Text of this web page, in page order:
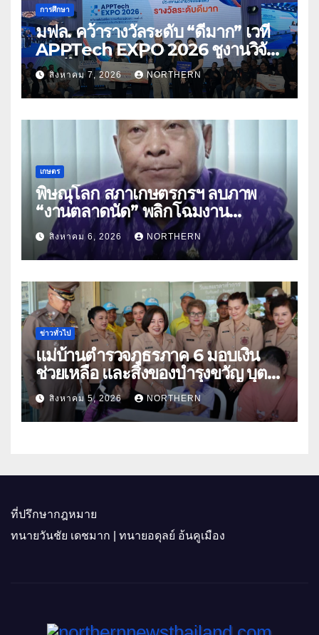
การศึกษา
มฟล. คว้ารางวัลระดับ “ดีมาก” เวที
APPTech EXPO 2026 ชูงานวิจัย
สมุนไพร ขับเคลื่อนนวัตกรรมสู่เชิง
พาณิชย์
สิงหาคม 7, 2026 NORTHERN
เกษตร
พิษณุโลก สภาเกษตรกรฯ ลบภาพ
“งานตลาดนัด” พลิกโฉมงาน
“เกษตรรุ่งเรืองเมืองสองแคว 69” มุ่ง
ประโยชน์เกษตรกร ดึงนวัตกรรม-จับ
คู่ธุรกิจดันสินค้าเกษตรสู่สากล (คลิป)
สิงหาคม 6, 2026 NORTHERN
ข่าวทั่วไป
แม่บ้านตำรวจภูธรภาค 6 มอบเงิน
ช่วยเหลือ และสิ่งของบำรุงขวัญ บุตร-
ธิดา ข้าราชการตำรวจจังหวัด
อุทัยธานี
สิงหาคม 5, 2026 NORTHERN
ที่ปรึกษากฎหมาย
ทนายวันชัย เดชมาก | ทนายอดุลย์ อ้นคูเมือง